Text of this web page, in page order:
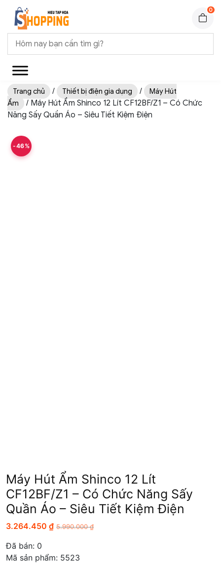
0
Trang chủ / Thiết bị điện gia dụng /
Máy Hút
Ẩm
/ Máy Hút Ẩm Shinco 12 Lít CF12BF/Z1 – Có Chức
Năng Sấy Quần Áo – Siêu Tiết Kiệm Điện
-46%
Máy Hút Ẩm Shinco 12 Lít
CF12BF/Z1 – Có Chức Năng Sấy
Quần Áo – Siêu Tiết Kiệm Điện
3.264.450 ₫ 5.990.000₫
Đã bán: 0
Mã sản phẩm: 5523